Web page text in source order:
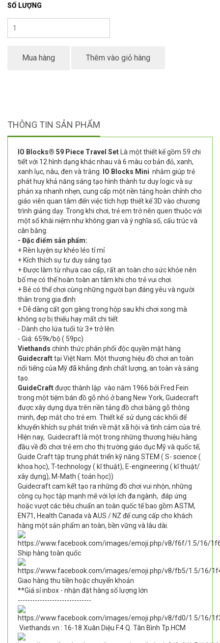
SỐ LƯỢNG
Mua hàng Thêm vào giỏ hàng
THÔNG TIN SẢN PHẨM
IO Blocks® 59 Piece Travel Set Là một thiết kế gồm 59 chi
tiết với 12 hình dạng khác nhau và 6 màu cơ bản đỏ, xanh,
xanh lục, nâu, đen và trắng. IO Blocks Mini nhằm giúp trẻ
phát huy khả năng sáng tạo hình thành tư duy logic và sự
phản xạ nhanh nhẹn, cung cấp một nền tảng hoàn chỉnh cho
giáo viên quan tâm đến việc tích hợp thiết kế 3D vào chương
trình giảng dạy. Trong khi chơi, trẻ em trở nên quen thuộc với
một số khái niệm như không gian và ý nghĩa số, cấu trúc và
cân bằng.
- Đặc điểm sản phẩm:
+ Rèn luyện sự khéo léo tỉ mỉ
+ Kích thích sự tư duy sáng tạo
+ Được làm từ nhựa cao cấp, rất an toàn cho sức khỏe nên
bố mẹ có thể hoàn toàn an tâm khi cho trẻ vui chơi.
+ Bé có thể chơi cùng những người bạn đáng yêu và người
thân trong gia đình
+ Dễ dàng cất gọn gàng trong hộp sau khi chơi xong mà
không sợ bị thiếu hay mất chi tiết
- Dành cho lứa tuổi từ 3+ trở lên.
- Giá: 659k/bộ ( 59pc)
Viethands chính thức phân phối độc quyền mặt hàng
Guidecrafttại Việt Nam. Một thương hiệu đồ chơi an toàn
nổi tiếng của Mỹ đã khẳng định chất lượng, an toàn và sáng
tạo.
GuideCraftđược thành lập vào năm 1966 bởi Fred Fein
trong một tiệm bán đồ gỗ nhỏ ở bang New York, Guidecraft
được xây dựng dựa trên nền tảng đồ chơi bằng gỗ thông
minh, đẹp mắt cho trẻ em. Thiết kế sử dụng các khối để
khuyến khích sự phát triển về mặt xã hội và tình cảm của trẻ.
HIện nay, Guidecraft là một trong những thương hiệu hàng
đầu về đồ chơi trẻ em cho thị trường giáo dục Mỹ và quốc tế,
Guide Craft tập trung phát triển kỹ năng STEM ( S- science (
khoa học), T-technology ( kĩ thuật), E-engineering ( kĩ thuật/
xây dựng), M-Math ( toán học))
Guidecraft cam kết tạo ra những đồ chơi vui nhộn, những
công cụ học tập mạnh mẽ với lợi ích đa ngành, đáp ứng
hoặc vượt các tiêu chuẩn an toàn quốc tế bao gồm ASTM,
EN71, Health Canada và AUS / NZ để cung cấp cho khách
hàng một sản phẩm an toàn, bền vững và lâu dài.
Ship hàng toàn quốc
Giao hàng thu tiền hoặc chuyển khoản
**Giá sỉ inbox - nhận đặt hàng số lượng lớn
------------------------------
Viethands.vn : 16-18 Xuân Diệu F.4 Q. Tân Bình Tp.HCM